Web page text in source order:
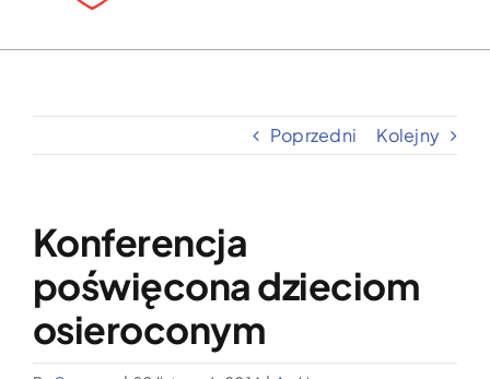
Wypożyczalnia sprzętu medycznego
Aktualności
Poprzedni Kolejny
Konferencja
poświęcona dzieciom
osieroconym